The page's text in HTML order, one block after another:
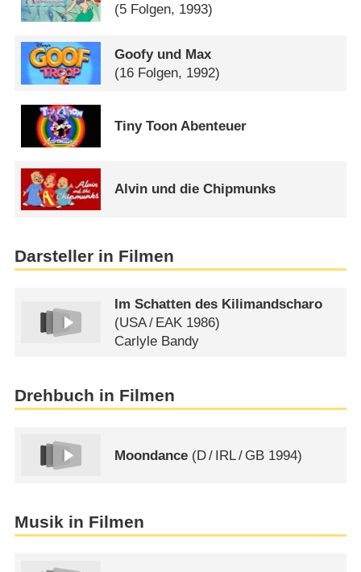
(5 Folgen, 1993)
Goofy und Max
(16 Folgen, 1992)
Tiny Toon Abenteuer
Alvin und die Chipmunks
Darsteller in Filmen
Im Schatten des Kilimandscharo
(USA/ EAK 1986)
Carlyle Bandy
Drehbuch in Filmen
Moondance (D/ IRL/ GB 1994)
Musik in Filmen